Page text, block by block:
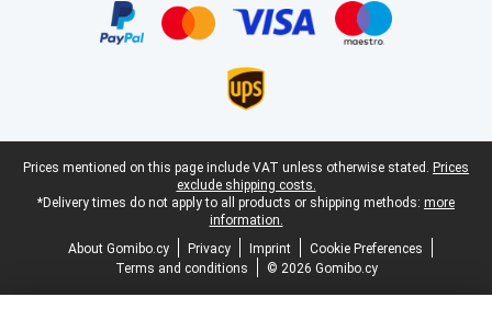
Legal footer
Prices mentioned on this page include VAT unless otherwise stated. Prices
exclude shipping costs.
*Delivery times do not apply to all products or shipping methods: more
information.
About Gomibo.cy
Privacy Imprint
Cookie Preferences
Terms and conditions
© 2026 Gomibo.cy